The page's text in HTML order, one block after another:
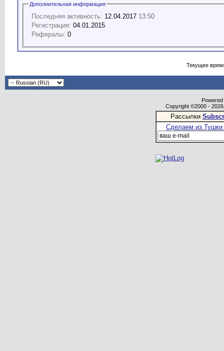
Дополнительная информация
Последняя активность: 12.04.2017 13:50
Регистрация: 04.01.2015
Рефералы: 0
Текущее
Copyright ©2000 -
Рассылки
Сделаем из Тушки